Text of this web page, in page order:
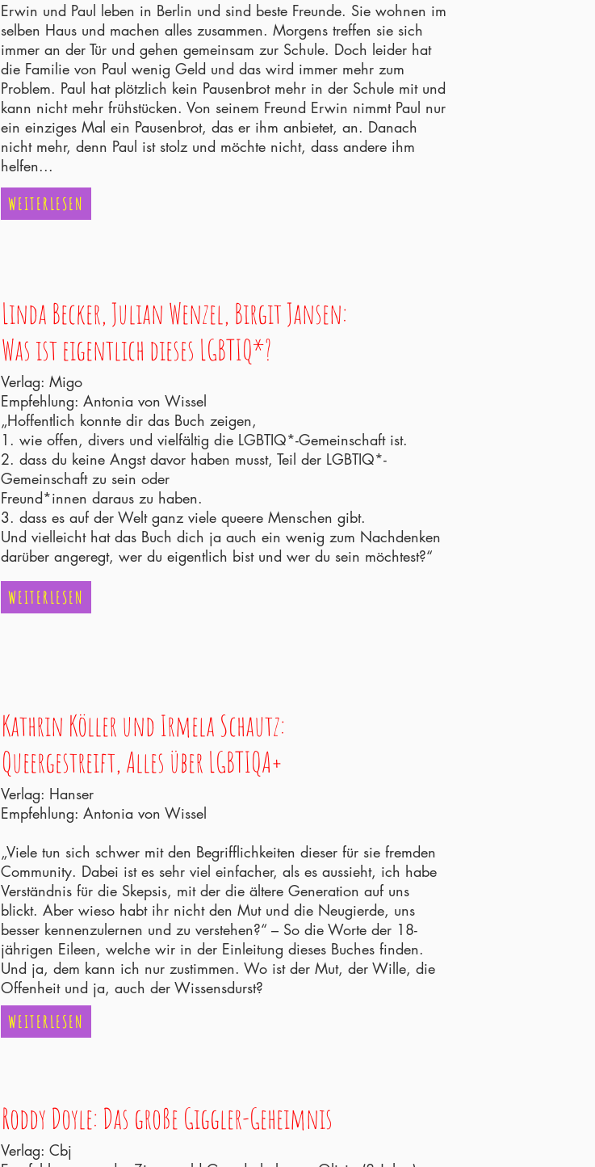
Erwin und Paul leben in Berlin und sind beste Freunde. Sie wohnen im
selben Haus und machen alles zusammen. Morgens treffen sie sich
immer an der Tür und gehen gemeinsam zur Schule. Doch leider hat
die Familie von Paul wenig Geld und das wird immer mehr zum
Problem. Paul hat plötzlich kein Pausenbrot mehr in der Schule mit und
kann nicht mehr frühstücken. Von seinem Freund Erwin nimmt Paul nur
ein einziges Mal ein Pausenbrot, das er ihm anbietet, an. Danach
nicht mehr, denn Paul ist stolz und möchte nicht, dass andere ihm
helfen...
WEITERLESEN
Linda Becker, Julian Wenzel, Birgit Jansen:
Was ist eigentlich dieses LGBTIQ*?
Verlag: Migo
Empfehlung: Antonia von Wissel
„Hoffentlich konnte dir das Buch zeigen,
1. wie offen, divers und vielfältig die LGBTIQ*-Gemeinschaft ist.
2. dass du keine Angst davor haben musst, Teil der LGBTIQ*-
Gemeinschaft zu sein oder
Freund*innen daraus zu haben.
3. dass es auf der Welt ganz viele queere Menschen gibt.
Und vielleicht hat das Buch dich ja auch ein wenig zum Nachdenken
darüber angeregt, wer du eigentlich bist und wer du sein möchtest?“
WEITERLESEN
Kathrin Köller und Irmela Schautz:
Queergestreift, Alles über LGBTIQA+
Verlag: Hanser
Empfehlung: Antonia von Wissel
„Viele tun sich schwer mit den Begrifflichkeiten dieser für sie fremden
Community. Dabei ist es sehr viel einfacher, als es aussieht, ich habe
Verständnis für die Skepsis, mit der die ältere Generation auf uns
blickt. Aber wieso habt ihr nicht den Mut und die Neugierde, uns
besser kennenzulernen und zu verstehen?“ – So die Worte der 18-
jährigen Eileen, welche wir in der Einleitung dieses Buches finden.
Und ja, dem kann ich nur zustimmen. Wo ist der Mut, der Wille, die
Offenheit und ja, auch der Wissensdurst?
WEITERLESEN
Roddy Doyle: Das große Giggler-Geheimnis
Verlag: Cbj